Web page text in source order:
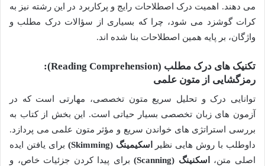
می دهند. اهمیت درک اصطلاحات رایج و پرکاربرد در این رشته نیز به
کرات گوشزد می شود، چرا که بسیاری از سؤالات درک مطلب و
واژگان، بر پایه همین اصطلاحات بنا شده اند.
تکنیک های درک مطلب (Reading Comprehension):
رمزگشایی از متون علمی
توانایی درک و تحلیل سریع متون تخصصی، مهارتی است که در
آزمون های زبان تخصصی بسیار حیاتی است. این بخش از کتاب به
بررسی استراتژی های خواندن سریع و مؤثر متون علمی می پردازد.
داوطلب با روش هایی نظیر
اسکیمینگ (Skimming)
برای یافتن ایده
اصلی متن،
اسکنینگ (Scanning)
برای پیدا کردن جزئیات خاص، و